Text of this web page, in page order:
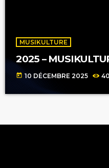
MUSIKULTURE
2025 –
today 10 DÉCEMBRE 2025